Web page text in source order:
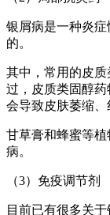
银屑病是一种炎
的。
其中，常用的皮
过，皮质类固醇
会导致皮肤萎缩、
甘草膏和蜂蜜等
病。
（3）免疫调节剂
目前已有很多关